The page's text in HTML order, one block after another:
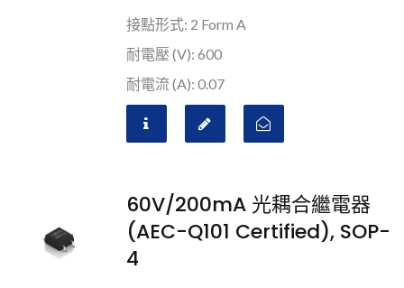
接點形式: 2 Form A
耐電壓 (V): 600
耐電流 (A): 0.07
60V/200mA 光耦合繼電器
(AEC-Q101 Certified), SOP-
4